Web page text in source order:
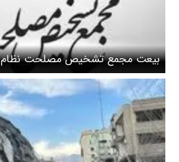
بیعت مجمع تشخیص مصلحت نظام
خامنه‌ای